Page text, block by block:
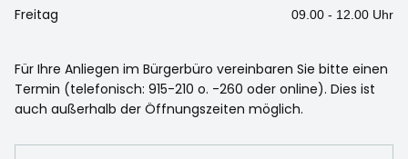
Freitag 09.00 - 12.00 Uhr
Für Ihre Anliegen im Bürgerbüro vereinbaren Sie bitte einen
Termin (telefonisch: 915-210 o. -260 oder online). Dies ist
auch außerhalb der Öffnungszeiten möglich.